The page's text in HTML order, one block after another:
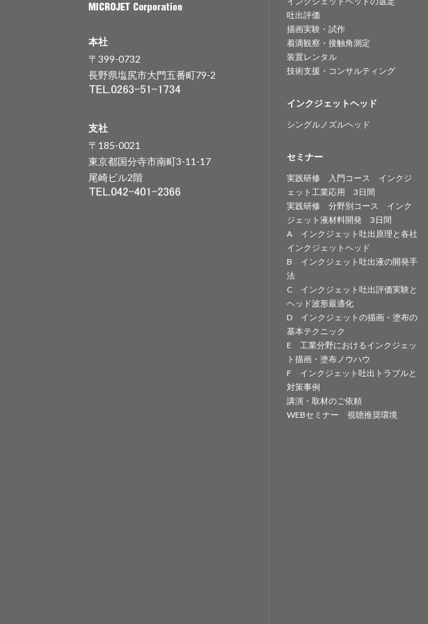
本社
〒399-0732
長野県塩尻市大門五番町79-2
支社
〒185-0021
東京都国分寺市南町3-11-17
尾崎ビル2階
吐出評価
描画実験・試作
着滴観察・接触角測定
装置レンタル
技術支援・コンサルティング
インクジェットヘッド
シングルノズルヘッド
セミナー
実践研修 入門コース インクジ
ェット工業応用 3日間
実践研修 分野別コース インク
ジェット液材料開発 3日間
A インクジェット吐出原理と各社
インクジェットヘッド
B インクジェット吐出液の開発手
法
C インクジェット吐出評価実験と
ヘッド波形最適化
D インクジェットの描画・塗布の
基本テクニック
E 工業分野におけるインクジェッ
ト描画・塗布ノウハウ
F インクジェット吐出トラブルと
対策事例
講演・取材のご依頼
WEBセミナー 視聴推奨環境